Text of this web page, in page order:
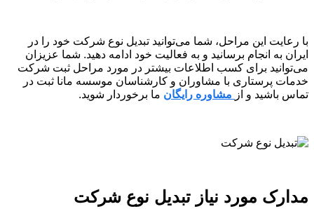
با رعایت این مراحل، شما می‌توانید تبدیل نوع شرکت خود را در
ایران به انجام برسانید و به فعالیت خود ادامه دهید. شما عزیزان
می‌توانید برای کسب اطلاعات بیشتر در مورد مراحل ثبت شرکت
خدمات پرستاری با مشاوران و کارشناسان موسسه مانا ثبت در
تماس باشید و از مشاوره رایگان ما برخوردار شوید.
مدارک مورد نیاز تبدیل نوع شرکت